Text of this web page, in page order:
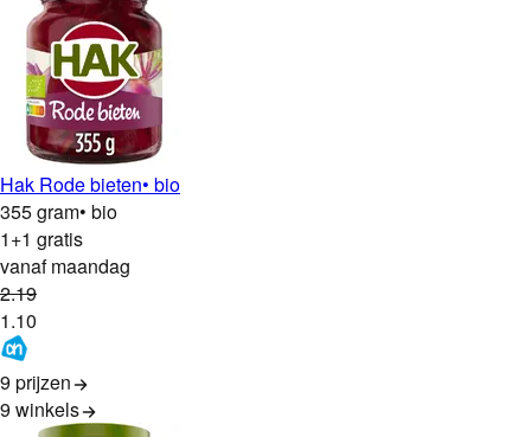
Hak Rode bieten• bio
355 gram• bio
1+1 gratis
vanaf maandag
2.19
1.10
9 prijzen
9 winkels